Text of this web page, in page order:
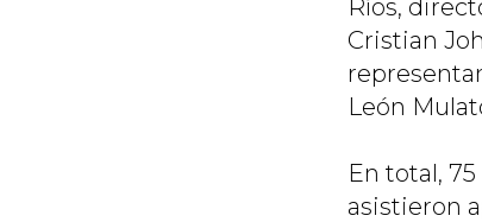
Ríos,
Cristian
León
En total,
asistieron